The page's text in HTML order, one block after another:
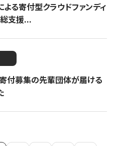
る寄付型クラウドファンディ
支援...
寄付募集の先輩団体が届ける